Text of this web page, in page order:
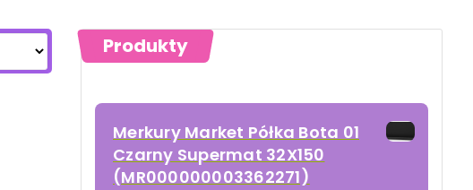
Produkty
Merkury Market Półka Bota 01
Czarny Supermat 32X150
(MR000000003362271)